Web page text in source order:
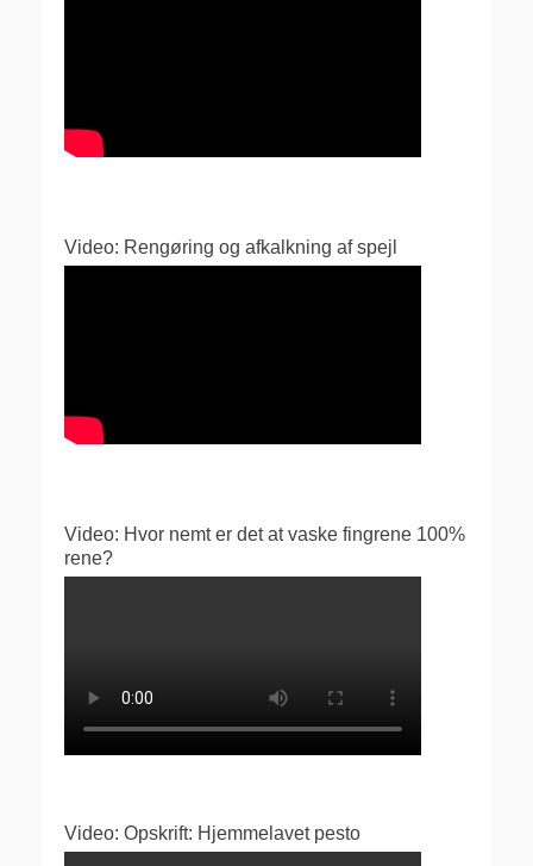
Video: Rengøring og afkalkning af spejl
Video: Hvor nemt er det at vaske fingrene 100%
rene?
Video: Opskrift: Hjemmelavet pesto